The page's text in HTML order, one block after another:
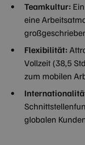
Teamkultur:
eine
Flexibilität:
Vollzeit (38,5
zum mobilen
globalen
Targeting
Unbedingt